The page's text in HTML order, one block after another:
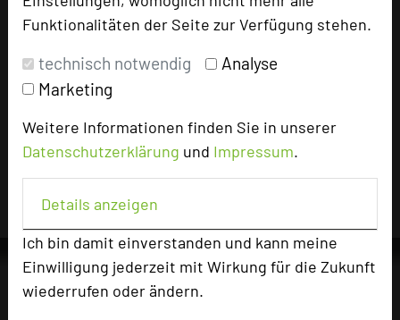
Funktionalitäten der Seite zur Verfügung stehen.
technisch notwendig
Analyse
Marketing
Weitere Informationen finden Sie in unserer
Datenschutzerklärung und Impressum.
Details anzeigen
Ich bin damit einverstanden und kann meine
Einwilligung jederzeit mit Wirkung für die Zukunft
wiederrufen oder ändern.
vergangenen 30 Tagen auf diesem Portal aufgerufen.
Impressum zum Hotel
Für die Verwendung der Bilder haben die jeweiligen Hotels die
verantwortlich.